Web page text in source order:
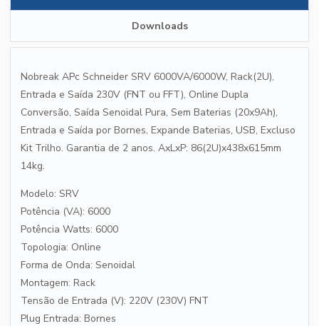
Downloads
Nobreak APc Schneider SRV 6000VA/6000W, Rack(2U),
Entrada e Saída 230V (FNT ou FFT), Online Dupla
Conversão, Saída Senoidal Pura, Sem Baterias (20x9Ah),
Entrada e Saída por Bornes, Expande Baterias, USB, Excluso
Kit Trilho. Garantia de 2 anos. AxLxP: 86(2U)x438x615mm
14kg.
Modelo: SRV
Potência (VA): 6000
Potência Watts: 6000
Topologia: Online
Forma de Onda: Senoidal
Montagem: Rack
Tensão de Entrada (V): 220V (230V) FNT
Plug Entrada: Bornes